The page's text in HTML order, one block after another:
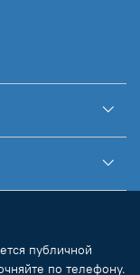
публичной
по телефону.